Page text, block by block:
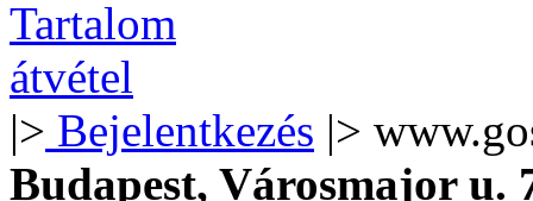
|> Bejelentkezés |>
Budapest, Városmajor u.